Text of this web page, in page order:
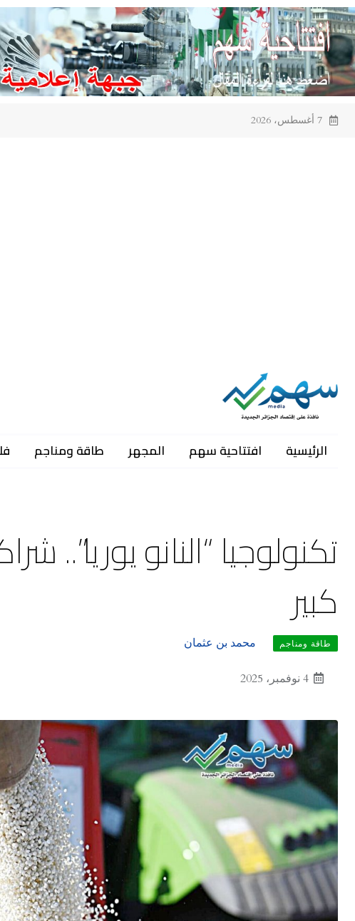
Skip
to
content
7 أغسطس، 2026
الرئيسية افتتاحية سهم المجهر طاقة ومناجم
تكنولوجيا “النانو
كبير
طاقة ومناجم محمد بن عثمان
4 نوفمبر، 2025